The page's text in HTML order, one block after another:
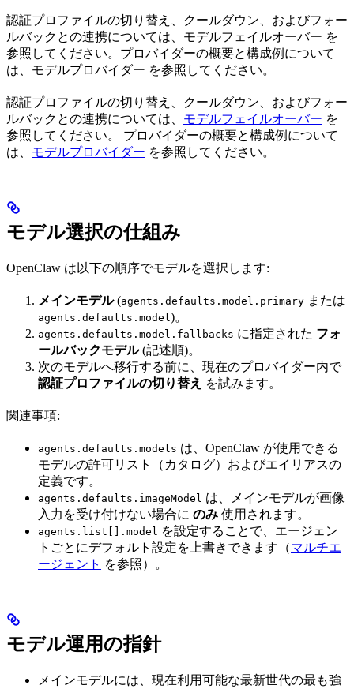
認証プロファイルの切り替え、クールダウン、およびフォー
ルバックとの連携については、モデルフェイルオーバー を
参照してください。プロバイダーの概要と構成例について
は、モデルプロバイダー を参照してください。
認証プロファイルの切り替え、クールダウン、およびフォー
ルバックとの連携については、 モデルフェイルオーバー を
参照してください。 プロバイダーの概要と構成例について
は、 モデルプロバイダー を参照してください。
モデル選択の仕組み
OpenClaw は以下の順序でモデルを選択します:
メインモデル(agents.defaults.model.primary または
agents.defaults.model)。
agents.defaults.model.fallbacks に指定された フォ
ールバックモデル(記述順)。
次のモデルへ移行する前に、現在のプロバイダー内で
認証プロファイルの切り替え を試みます。
関連事項:
agents.defaults.models は、OpenClaw が使用できる
モデルの許可リスト（カタログ）およびエイリアスの
定義です。
agents.defaults.imageModel は、メインモデルが画像
入力を受け付けない場合に のみ 使用されます。
agents.list[].model を設定することで、エージェン
トごとにデフォルト設定を上書きできます（マルチエ
ージェント を参照）。
モデル運用の指針
メインモデルには、現在利用可能な最新世代の最も強